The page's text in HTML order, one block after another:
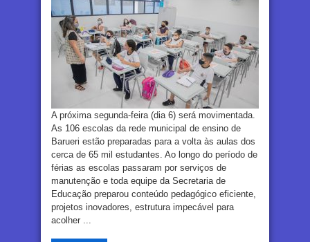
A próxima segunda-feira (dia 6) será movimentada.
As 106 escolas da rede municipal de ensino de
Barueri estão preparadas para a volta às aulas dos
cerca de 65 mil estudantes. Ao longo do período de
férias as escolas passaram por serviços de
manutenção e toda equipe da Secretaria de
Educação preparou conteúdo pedagógico eficiente,
projetos inovadores, estrutura impecável para
acolher ...